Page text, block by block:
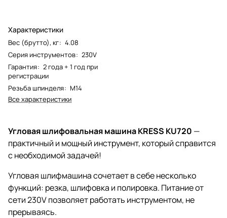
Характеристики
Вес (брутто), кг: 4.08
Серия инструментов: 230V
Гарантия: 2 года + 1 год при
регистрации
Резьба шпинделя: М14
Все характеристики
Угловая шлифовальная машина KRESS KU720 —
практичный и мощный инструмент, который справится
с необходимой задачей!
Угловая шлифмашина сочетает в себе несколько
функций: резка, шлифовка и полировка. Питание от
сети 230V позволяет работать инструментом, не
прерываясь.